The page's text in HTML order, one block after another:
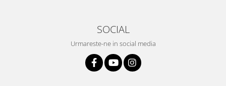
SOCIAL
Urmareste-ne in social media